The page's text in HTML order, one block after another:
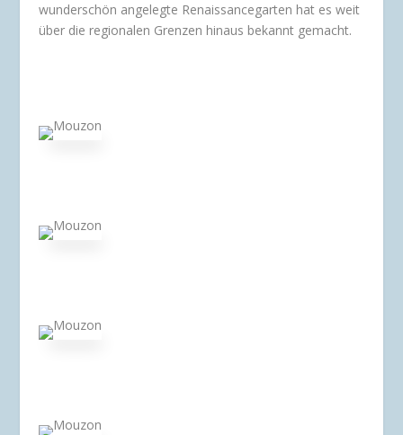
wunderschön angelegte Renaissancegarten hat es weit
über die regionalen Grenzen hinaus bekannt gemacht.